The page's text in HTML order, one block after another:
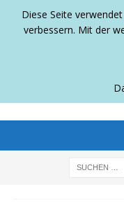
BERLINS
Diese Seite
verbessern. Mit der